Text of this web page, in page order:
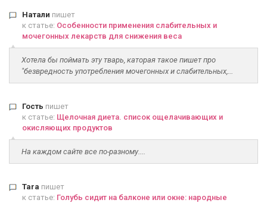
Натали пишет
к статье: Особенности применения слабительных и
мочегонных лекарств для снижения веса
Хотела бы поймать эту тварь, каторая такое пишет про
"безвредность употребления мочегонных и слабительных,...
Гость пишет
к статье: Щелочная диета. список ощелачивающих и
окисляющих продуктов
На каждом сайте все по-разному....
Tara пишет
к статье: Голубь сидит на балконе или окне: народные